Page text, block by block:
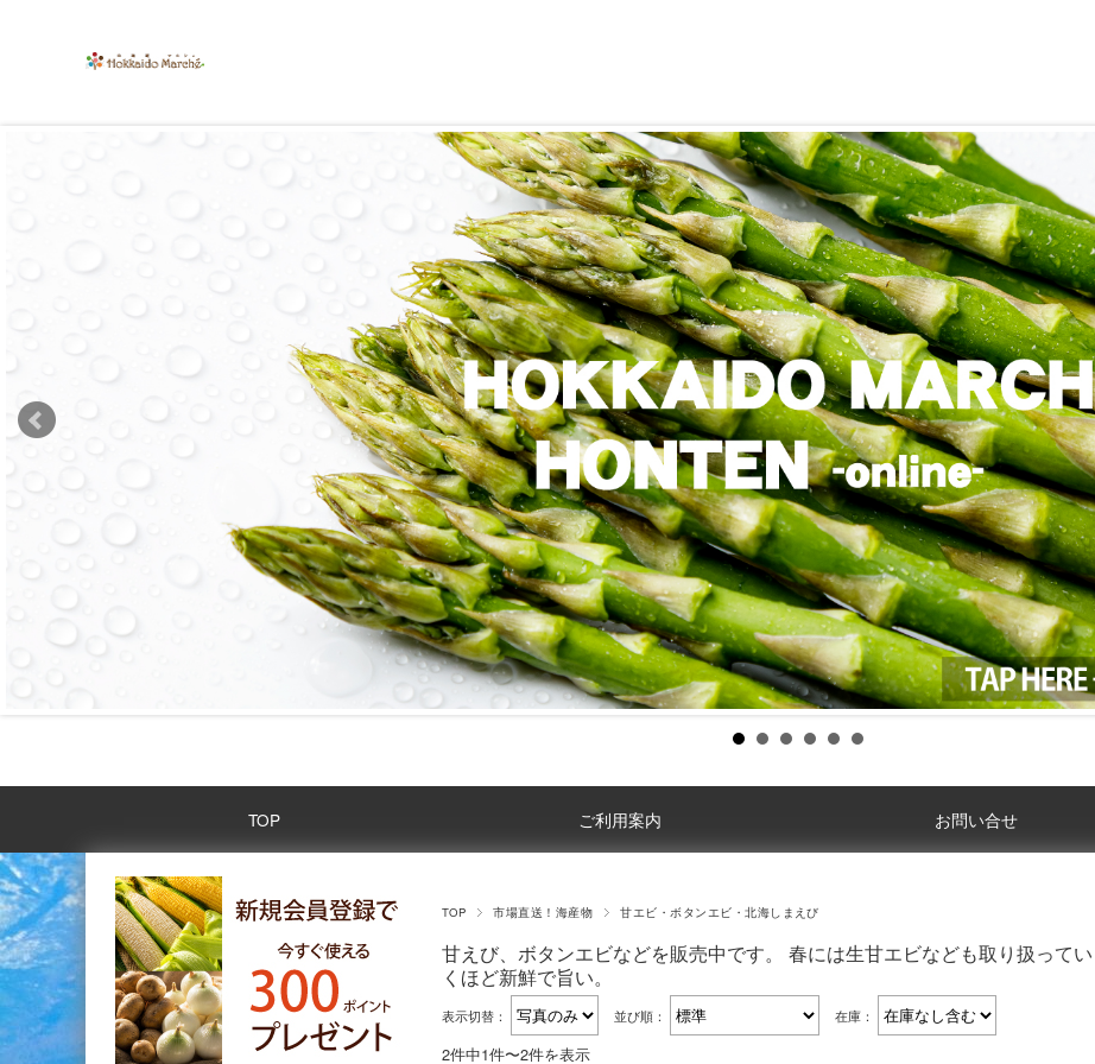
TOP ご利用案内 お問い合せ
TOP 市場直送！海産物 甘エビ・ボタンエビ・北海しまえび
甘えび、ボタンエビなどを販売中です。 春には生甘エビなども取り扱って
くほど新鮮で旨い。
表示切替： 並び順： 在庫：
2件中1件〜2件を表示